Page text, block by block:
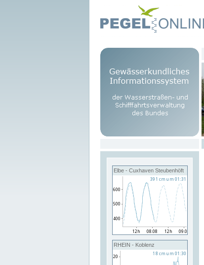
Elbe - Cuxhaven Steubenhöft
RHEIN - Koblenz